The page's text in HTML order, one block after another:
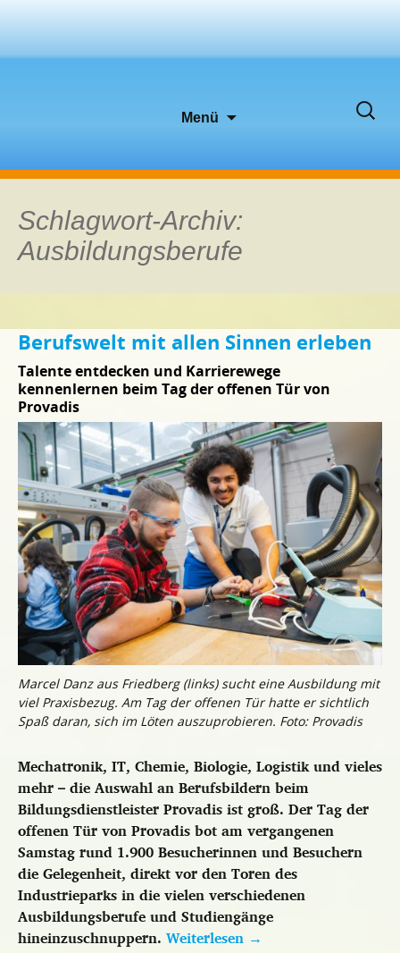
Menü
Suchen
Schlagwort-Archiv:
Ausbildungsberufe
Berufswelt mit allen Sinnen erleben
Talente entdecken und Karrierewege
kennenlernen beim Tag der offenen Tür von
Provadis
Marcel Danz aus Friedberg (links) sucht eine Ausbildung mit
viel Praxisbezug. Am Tag der offenen Tür hatte er sichtlich
Spaß daran, sich im Löten auszuprobieren. Foto: Provadis
Mechatronik, IT, Chemie, Biologie, Logistik und vieles
mehr – die Auswahl an Berufsbildern beim
Bildungsdienstleister Provadis ist groß. Der Tag der
offenen Tür von Provadis bot am vergangenen
Samstag rund 1.900 Besucherinnen und Besuchern
die Gelegenheit, direkt vor den Toren des
Industrieparks in die vielen verschiedenen
Ausbildungsberufe und Studiengänge
hineinzuschnuppern. Weiterlesen →